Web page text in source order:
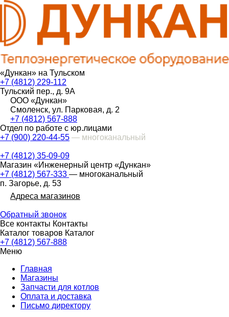
«Дункан» на Тульском
+7 (4812) 229-112
Тульский пер., д. 9А
ООО «Дункан»
Смоленск, ул. Парковая, д. 2
+7 (4812) 567-888
Отдел по работе с юр.лицами
+7 (900) 220-44-55 — многоканальный
+7 (4812) 35-09-09
Магазин «Инженерный центр «Дункан»
+7 (4812) 567-333 — многоканальный
п. Загорье, д. 53
Адреса магазинов
Обратный звонок
Все контакты Контакты
Каталог товаров Каталог
+7 (4812) 567-888
Меню
Главная
Магазины
Запчасти для котлов
Оплата и доставка
Письмо директору